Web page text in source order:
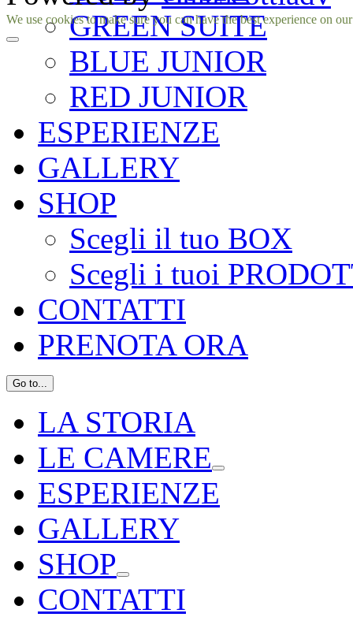
GREEN SUITE
BLUE JUNIOR
RED JUNIOR
ESPERIENZE
GALLERY
SHOP
Scegli il tuo BOX
Scegli i tuoi
CONTATTI
PRENOTA ORA
Go to...
LA STORIA
LE CAMERE
ESPERIENZE
GALLERY
SHOP
CONTATTI
Facebook
Instagram
We use cookies to make sure you can have the best experience on